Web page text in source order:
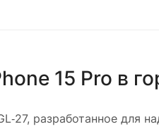
15 Pro в
разработанное для